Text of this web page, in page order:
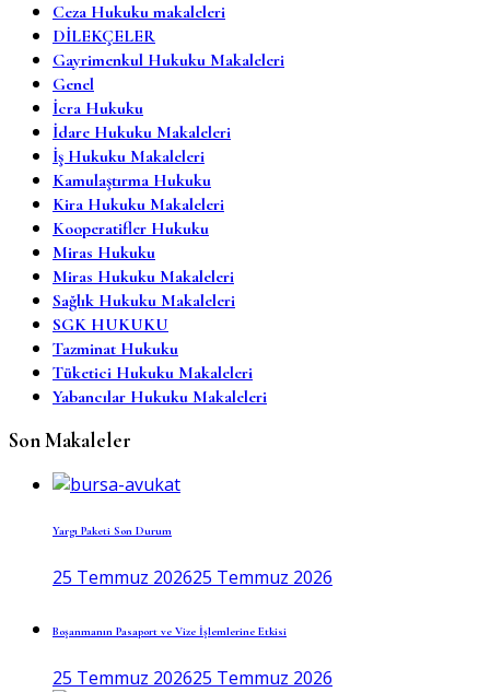
Ceza Hukuku makaleleri
DİLEKÇELER
Gayrimenkul Hukuku Makaleleri
Genel
İcra Hukuku
İdare Hukuku Makaleleri
İş Hukuku Makaleleri
Kamulaştırma Hukuku
Kira Hukuku Makaleleri
Kooperatifler Hukuku
Miras Hukuku
Miras Hukuku Makaleleri
Sağlık Hukuku Makaleleri
SGK HUKUKU
Tazminat Hukuku
Tüketici Hukuku Makaleleri
Yabancılar Hukuku Makaleleri
Son Makaleler
Yargı Paketi Son Durum
25 Temmuz 202625 Temmuz 2026
Boşanmanın Pasaport ve Vize İşlemlerine Etkisi
25 Temmuz 202625 Temmuz 2026